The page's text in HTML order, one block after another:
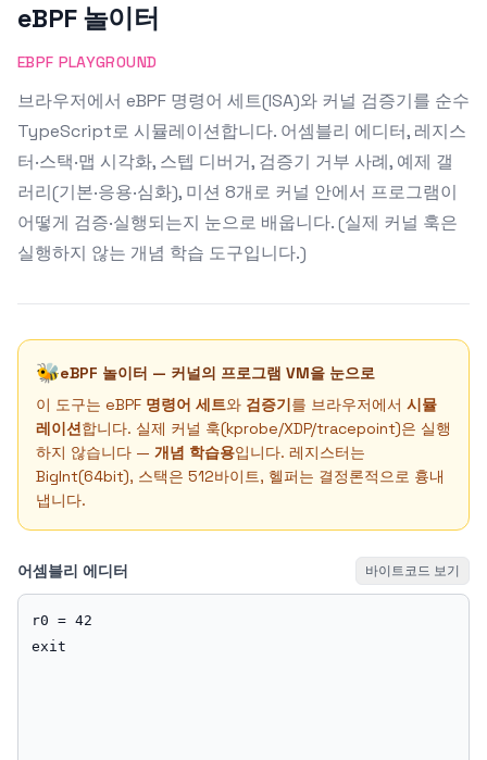
eBPF 놀이터
EBPF PLAYGROUND
브라우저에서 eBPF 명령어 세트(ISA)와 커널 검증기를 순수
TypeScript로 시뮬레이션합니다. 어셈블리 에디터, 레지스
터·스택·맵 시각화, 스텝 디버거, 검증기 거부 사례, 예제 갤
러리(기본·응용·심화), 미션 8개로 커널 안에서 프로그램이
어떻게 검증·실행되는지 눈으로 배웁니다. (실제 커널 훅은
실행하지 않는 개념 학습 도구입니다.)
🐝eBPF 놀이터 — 커널의 프로그램 VM을 눈으로
이 도구는 eBPF 명령어 세트와 검증기를 브라우저에서 시뮬
레이션합니다. 실제 커널 훅(kprobe/XDP/tracepoint)은 실행
하지 않습니다 — 개념 학습용입니다. 레지스터는
BigInt(64bit), 스택은 512바이트, 헬퍼는 결정론적으로 흉내
냅니다.
어셈블리 에디터 바이트코드 보기